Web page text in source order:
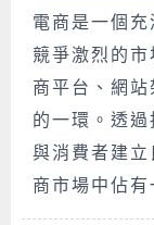
電商是一個
競爭激烈的
商平台、網
的一環。透
與消費者建
商市場中佔有